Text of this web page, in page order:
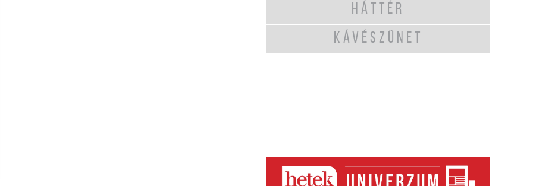
HÁTTÉR
KÁVÉSZÜNET